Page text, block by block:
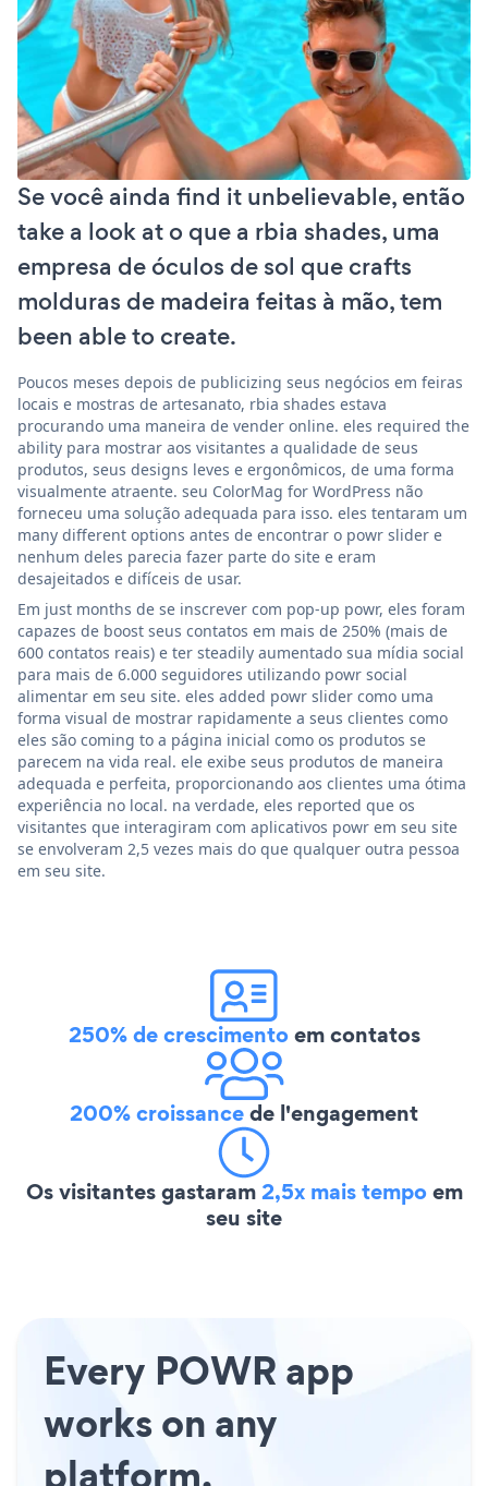
Se você ainda find it unbelievable, então
take a look at o que a rbia shades, uma
empresa de óculos de sol que crafts
molduras de madeira feitas à mão, tem
been able to create.
Poucos meses depois de publicizing seus negócios em feiras
locais e mostras de artesanato, rbia shades estava
procurando uma maneira de vender online. eles required the
ability para mostrar aos visitantes a qualidade de seus
produtos, seus designs leves e ergonômicos, de uma forma
visualmente atraente. seu ColorMag for WordPress não
forneceu uma solução adequada para isso. eles tentaram um
many different options antes de encontrar o powr slider e
nenhum deles parecia fazer parte do site e eram
desajeitados e difíceis de usar.
Em just months de se inscrever com pop-up powr, eles foram
capazes de boost seus contatos em mais de 250% (mais de
600 contatos reais) e ter steadily aumentado sua mídia social
para mais de 6.000 seguidores utilizando powr social
alimentar em seu site. eles added powr slider como uma
forma visual de mostrar rapidamente a seus clientes como
eles são coming to a página inicial como os produtos se
parecem na vida real. ele exibe seus produtos de maneira
adequada e perfeita, proporcionando aos clientes uma ótima
experiência no local. na verdade, eles reported que os
visitantes que interagiram com aplicativos powr em seu site
se envolveram 2,5 vezes mais do que qualquer outra pessoa
em seu site.
250% de crescimentoem contatos
200% croissancede l'engagement
Os visitantes gastaram2,5x mais tempoem
seu site
Every POWR app
works on any